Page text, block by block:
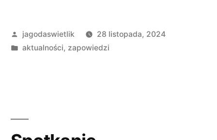
Opublikowane
przez
jagodaswietlik
28 listopada, 2024
Opublikowano
aktualności, zapowiedzi